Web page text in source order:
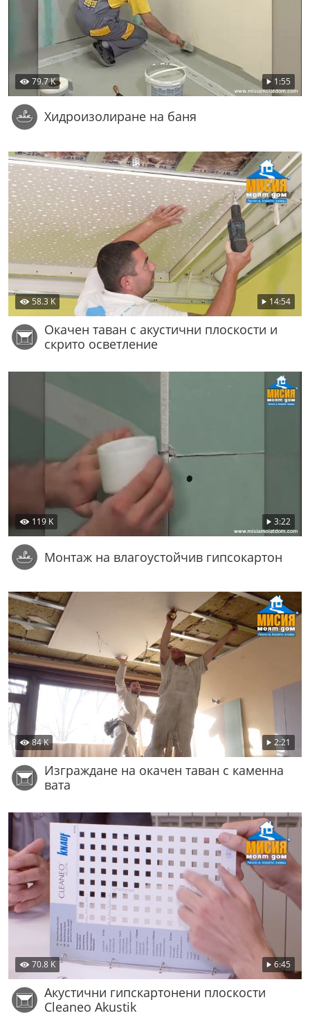
79.7 K 1:55
Хидроизолиране на баня
58.3 K 14:54
Окачен таван с акустични плоскости и
скрито осветление
119 K 3:22
Монтаж на влагоустойчив гипсокартон
84 K 2:21
Изграждане на окачен таван с каменна
вата
70.8 K 6:45
Акустични гипскартонени плоскости
Cleaneo Akustik